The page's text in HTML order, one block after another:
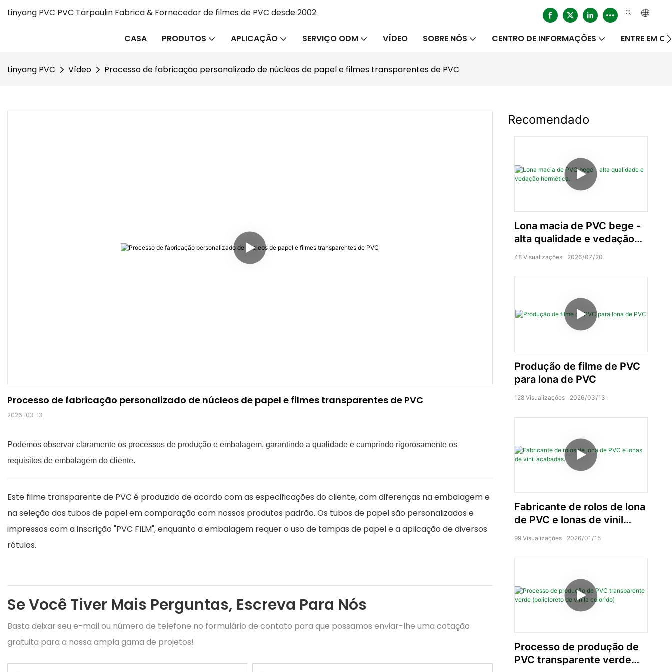
Linyang PVC PVC Tarpaulin Fabrica & Fornecedor de filmes de PVC desde 2002.
CASA PRODUTOS APLICAÇÃO SERVIÇO ODM VÍDEO SOBRE NÓS CENTRO DE INFORMAÇÕES ENTRE EM
Linyang PVC Vídeo Processo de fabricação personalizado de núcleos de papel e filmes transparentes de PVC
Processo de fabricação personalizado de núcleos de papel e filmes transparentes de PVC
2026-03-13
Podemos observar claramente os processos de produção e embalagem, garantindo a qualidade e cumprindo rigorosamente os
requisitos de embalagem do cliente.
Este filme transparente de PVC é produzido de acordo com as especificações do cliente, com diferenças na embalagem e
na seleção dos tubos de papel em comparação com nossos produtos padrão. Os tubos de papel são personalizados e
impressos com a inscrição "PVC FILM", enquanto a embalagem requer o uso de tampas de papel e a aplicação de diversos
rótulos.
Se Você Tiver Mais Perguntas, Escreva Para Nós
Basta deixar seu e-mail ou número de telefone no formulário de contato para que possamos enviar-lhe uma cotação
gratuita para a nossa ampla gama de projetos!
Recomendado
Lona macia de PVC bege -
alta qualidade e vedação
hermética.
2026 07 20
48 Visualizações
Produção de filme de PVC
para lona de PVC
2026 03 13
128 Visualizações
Fabricante de rolos de lona
de PVC e lonas de vinil
2026 01 15
99 Visualizações
Processo de produção de
PVC transparente verde